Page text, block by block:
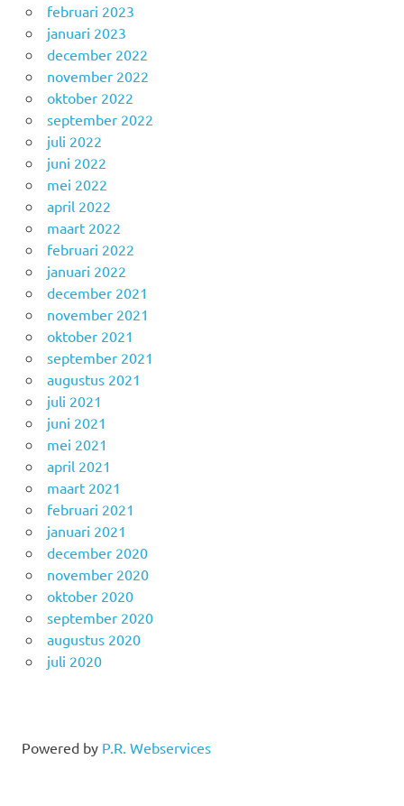
februari 2023
januari 2023
december 2022
november 2022
oktober 2022
september 2022
juli 2022
juni 2022
mei 2022
april 2022
maart 2022
februari 2022
januari 2022
december 2021
november 2021
oktober 2021
september 2021
augustus 2021
juli 2021
juni 2021
mei 2021
april 2021
maart 2021
februari 2021
januari 2021
december 2020
november 2020
oktober 2020
september 2020
augustus 2020
juli 2020
Powered by P.R. Webservices